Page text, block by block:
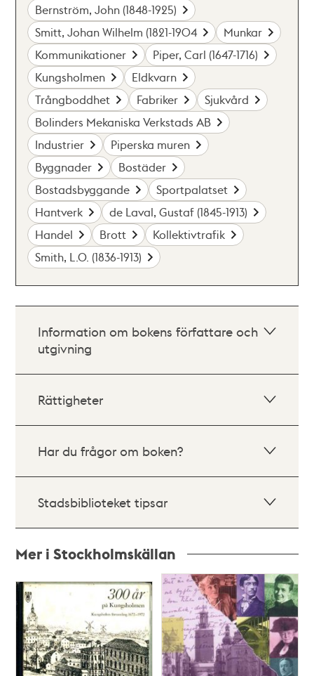
Bernström, John (1848-1925)
Smitt, Johan Wilhelm (1821-1904
Munkar
Kommunikationer
Piper, Carl (1647-1716)
Kungsholmen
Eldkvarn
Trångboddhet
Fabriker
Sjukvård
Bolinders Mekaniska Verkstads AB
Industrier
Piperska muren
Byggnader
Bostäder
Bostadsbyggande
Sportpalatset
Hantverk
de Laval, Gustaf (1845-1913)
Handel
Brott
Kollektivtrafik
Smith, L.O. (1836-1913)
Information om bokens författare och
utgivning
Rättigheter
Har du frågor om boken?
Stadsbiblioteket tipsar
Mer i Stockholmskällan
Relaterade
poster
och
teman